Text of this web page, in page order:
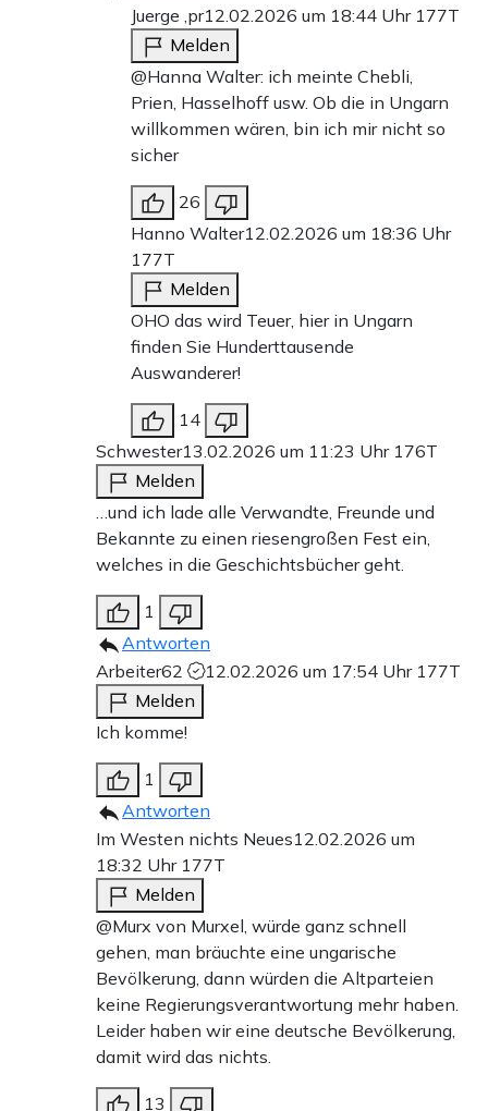
Juerge ,pr12.02.2026 um 18:44 Uhr 177T
Melden
@Hanna Walter: ich meinte Chebli,
Prien, Hasselhoff usw. Ob die in Ungarn
willkommen wären, bin ich mir nicht so
sicher
26
Hanno Walter12.02.2026 um 18:36 Uhr
177T
Melden
OHO das wird Teuer, hier in Ungarn
finden Sie Hunderttausende
Auswanderer!
14
Schwester13.02.2026 um 11:23 Uhr 176T
Melden
…und ich lade alle Verwandte, Freunde und
Bekannte zu einen riesengroßen Fest ein,
welches in die Geschichtsbücher geht.
1
Antworten
Arbeiter62
12.02.2026 um 17:54 Uhr 177T
Melden
Ich komme!
1
Antworten
Im Westen nichts Neues12.02.2026 um
18:32 Uhr 177T
Melden
@Murx von Murxel, würde ganz schnell
gehen, man bräuchte eine ungarische
Bevölkerung, dann würden die Altparteien
keine Regierungsverantwortung mehr haben.
Leider haben wir eine deutsche Bevölkerung,
damit wird das nichts.
13